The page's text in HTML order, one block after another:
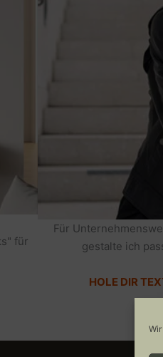
für
Für
gestalte ich
HOLE DIR